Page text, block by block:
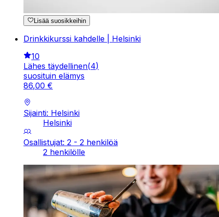
Lisää suosikkeihin
Drinkkikurssi kahdelle | Helsinki
10
Lähes täydellinen(4)
suosituin elämys
86,00 €
Sijainti: Helsinki
Helsinki
Osallistujat: 2 - 2 henkilöä
2 henkilölle